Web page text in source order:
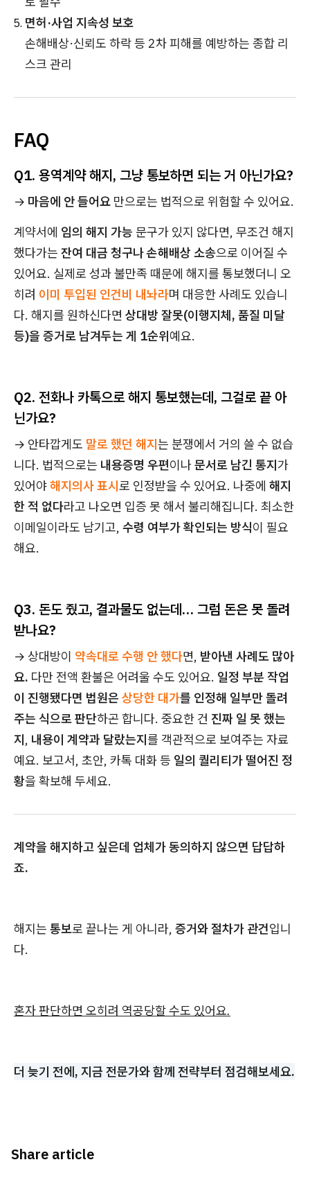
면허·사업 지속성 보호
손해배상·신뢰도 하락 등 2차 피해를 예방하는 종합 리
스크 관리
FAQ
Q1. 용역계약 해지, 그냥 통보하면 되는 거 아닌가요?
→ 마음에 안 들어요 만으로는 법적으로 위험할 수 있어요.
계약서에 임의 해지 가능 문구가 있지 않다면, 무조건 해지
했다가는 잔여 대금 청구나 손해배상 소송으로 이어질 수
있어요. 실제로 성과 불만족 때문에 해지를 통보했더니 오
히려 이미 투입된 인건비 내놔라며 대응한 사례도 있습니
다. 해지를 원하신다면 상대방 잘못(이행지체, 품질 미달
등)을 증거로 남겨두는 게 1순위예요.
Q2. 전화나 카톡으로 해지 통보했는데, 그걸로 끝 아
닌가요?
→ 안타깝게도 말로 했던 해지는 분쟁에서 거의 쓸 수 없습
니다. 법적으로는 내용증명 우편이나문서로 남긴 통지가
있어야해지의사 표시로 인정받을 수 있어요. 나중에 해지
한 적 없다라고 나오면 입증 못 해서 불리해집니다. 최소한
이메일이라도 남기고, 수령 여부가 확인되는 방식이 필요
해요.
Q3. 돈도 줬고, 결과물도 없는데… 그럼 돈은 못 돌려
받나요?
→ 상대방이 약속대로 수행 안 했다면, 받아낸 사례도 많아
요. 다만 전액 환불은 어려울 수도 있어요. 일정 부분 작업
이 진행됐다면 법원은 상당한 대가를 인정해 일부만 돌려
주는 식으로 판단하곤 합니다. 중요한 건 진짜 일 못 했는
지, 내용이 계약과 달랐는지를 객관적으로 보여주는 자료
예요. 보고서, 초안, 카톡 대화 등 일의 퀄리티가 떨어진 정
황을 확보해 두세요.
계약을 해지하고 싶은데 업체가 동의하지 않으면 답답하
죠.
해지는 통보로 끝나는 게 아니라, 증거와 절차가 관건입니
다.
혼자 판단하면 오히려 역공당할 수도 있어요.
더 늦기 전에, 지금 전문가와 함께 전략부터 점검해보세요.
Share article